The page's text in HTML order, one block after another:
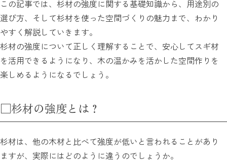
この記事では、杉材の強度に関する基礎知識から、用途別の
選び方、そして杉材を使った空間づくりの魅力まで、わかり
やすく解説していきます。
杉材の強度について正しく理解することで、安心してスギ材
を活用できるようになり、木の温かみを活かした空間作りを
楽しめるようになるでしょう。
□杉材の強度とは？
杉材は、他の木材と比べて強度が低いと言われることがあり
ますが、実際にはどのように違うのでしょうか。